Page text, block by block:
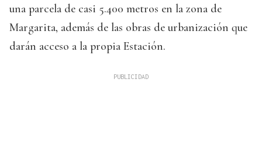
una parcela de casi 5.400 metros en la zona de
Margarita, además de las obras de urbanización que
darán acceso a la propia Estación.